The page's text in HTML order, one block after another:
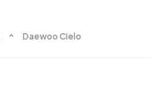
Daewoo Cielo